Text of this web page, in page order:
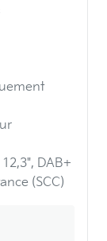
DAB+
(SCC)